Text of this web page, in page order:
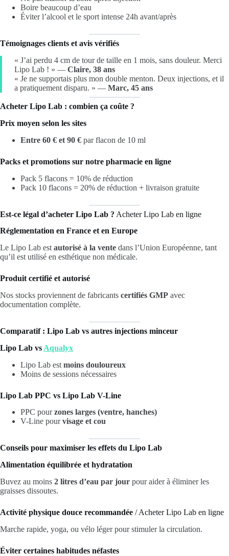
Boire beaucoup d’eau
Éviter l’alcool et le sport intense 24h avant/après
Témoignages clients et avis vérifiés
« J’ai perdu 4 cm de tour de taille en 1 mois, sans douleur. Merci
Lipo Lab ! » — Claire, 38 ans
« Je ne supportais plus mon double menton. Deux injections, et il
a pratiquement disparu. » — Marc, 45 ans
Acheter Lipo Lab : combien ça coûte ?
Prix moyen selon les sites
Entre 60 € et 90 € par flacon de 10 ml
Packs et promotions sur notre pharmacie en ligne
Pack 5 flacons = 10% de réduction
Pack 10 flacons = 20% de réduction + livraison gratuite
Est-ce légal d’acheter Lipo Lab ? Acheter Lipo Lab en ligne
Réglementation en France et en Europe
Le Lipo Lab est autorisé à la vente dans l’Union Européenne, tant
qu’il est utilisé en esthétique non médicale.
Produit certifié et autorisé
Nos stocks proviennent de fabricants certifiés GMP avec
documentation complète.
Comparatif : Lipo Lab vs autres injections minceur
Lipo Lab vs Aqualyx
Lipo Lab est moins douloureux
Moins de sessions nécessaires
Lipo Lab PPC vs Lipo Lab V-Line
PPC pourzones larges (ventre, hanches)
V-Line pourvisage et cou
Conseils pour maximiser les effets du Lipo Lab
Alimentation équilibrée et hydratation
Buvez au moins 2 litres d’eau par jour pour aider à éliminer les
graisses dissoutes.
Activité physique douce recommandée / Acheter Lipo Lab en ligne
Marche rapide, yoga, ou vélo léger pour stimuler la circulation.
Éviter certaines habitudes néfastes